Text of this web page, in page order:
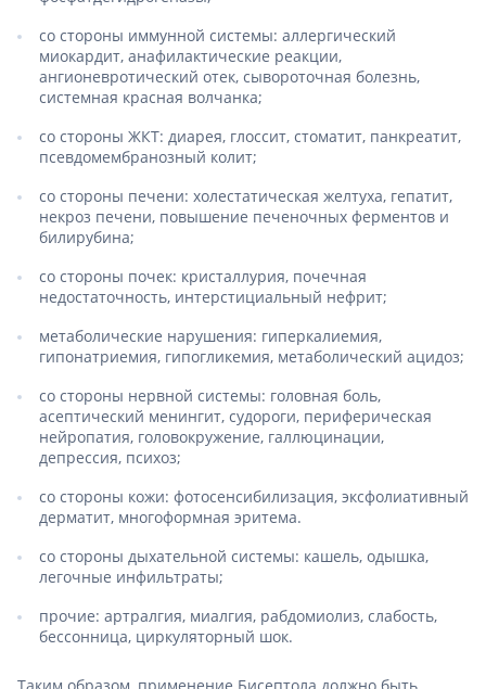
со стороны иммунной системы: аллергический
миокардит, анафилактические реакции,
ангионевротический отек, сывороточная болезнь,
системная красная волчанка;
со стороны ЖКТ: диарея, глоссит, стоматит, панкреатит,
псевдомембранозный колит;
со стороны печени: холестатическая желтуха, гепатит,
некроз печени, повышение печеночных ферментов и
билирубина;
со стороны почек: кристаллурия, почечная
недостаточность, интерстициальный нефрит;
метаболические нарушения: гиперкалиемия,
гипонатриемия, гипогликемия, метаболический ацидоз;
со стороны нервной системы: головная боль,
асептический менингит, судороги, периферическая
нейропатия, головокружение, галлюцинации,
депрессия, психоз;
со стороны кожи: фотосенсибилизация, эксфолиативный
дерматит, многоформная эритема.
со стороны дыхательной системы: кашель, одышка,
легочные инфильтраты;
прочие: артралгия, миалгия, рабдомиолиз, слабость,
бессонница, циркуляторный шок.